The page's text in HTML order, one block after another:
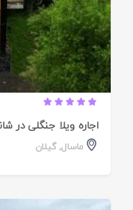
اجاره ویلا جنگلی در
ماسال,گیلان